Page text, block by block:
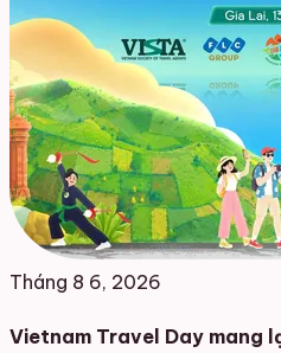
Tháng 8 6, 2026
Vietnam Travel Day mang